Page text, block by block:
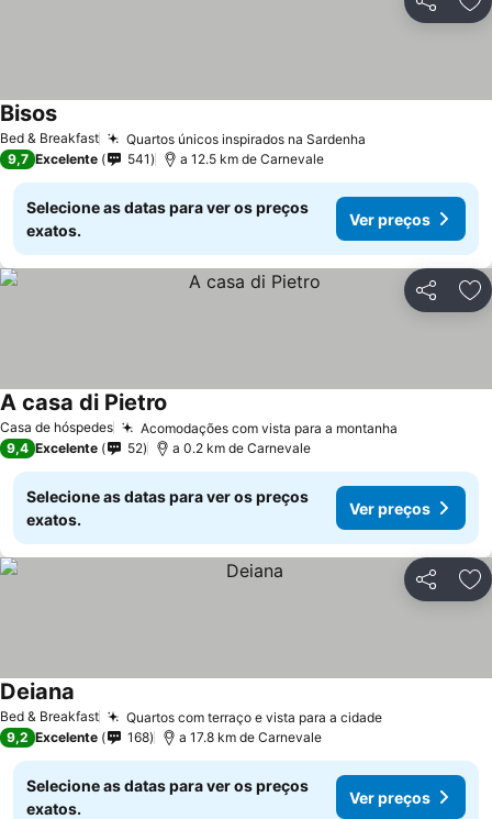
Partilhar
Bed & Breakfast Quartos únicos inspirados na Sardenha
Bisos
9,7 Excelente 541 a 12.5 km de Carnevale
Selecione as datas para ver os preços
exatos.
Ver preços
Partilhar
Casa de hóspedes Acomodações com vista para a montanha
A casa di Pietro
9,4 Excelente 52 a 0.2 km de Carnevale
Selecione as datas para ver os preços
exatos.
Ver preços
Partilhar
Bed & Breakfast Quartos com terraço e vista para a cidade
Deiana
9,2 Excelente 168 a 17.8 km de Carnevale
Selecione as datas para ver os preços
exatos.
Ver preços